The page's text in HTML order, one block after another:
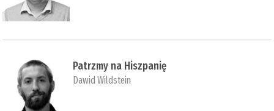
Patrzmy na Hiszpanię
Dawid Wildstein